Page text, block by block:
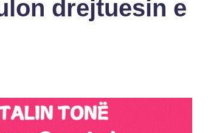
drejtuesin e